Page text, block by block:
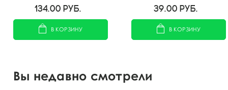
134.00 руб.
В КОРЗИНУ
39.00 руб.
В КОРЗИНУ
Вы недавно смотрели